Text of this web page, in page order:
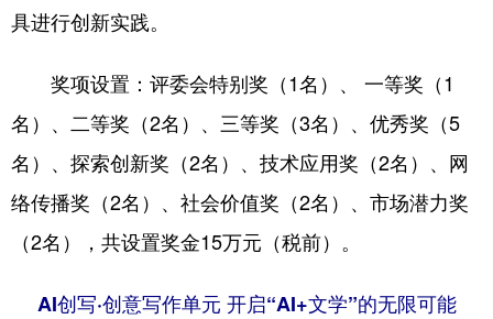
具进行创新实践。
奖项设置：评委会特别奖（1名）、 一等奖（1
名）、二等奖（2名）、三等奖（3名）、优秀奖（5
名）、探索创新奖（2名）、技术应用奖（2名）、网
络传播奖（2名）、社会价值奖（2名）、市场潜力奖
（2名），共设置奖金15万元（税前）。
AI创写·创意写作单元 开启“AI+文学”的无限可能